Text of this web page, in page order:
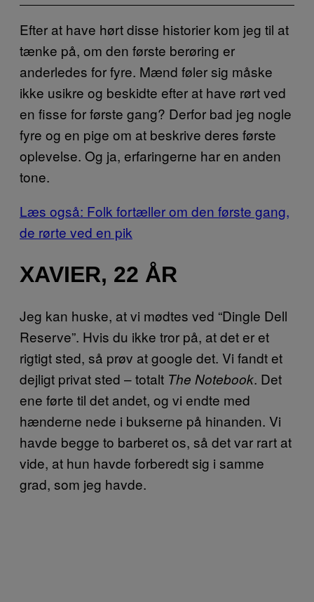
Efter at have hørt disse historier kom jeg til at
tænke på, om den første berøring er
anderledes for fyre. Mænd føler sig måske
ikke usikre og beskidte efter at have rørt ved
en fisse for første gang? Derfor bad jeg nogle
fyre og en pige om at beskrive deres første
oplevelse. Og ja, erfaringerne har en anden
tone.
Læs også: Folk fortæller om den første gang,
de rørte ved en pik
XAVIER, 22 ÅR
Jeg kan huske, at vi mødtes ved “Dingle Dell
Reserve”. Hvis du ikke tror på, at det er et
rigtigt sted, så prøv at google det. Vi fandt et
dejligt privat sted – totalt The Notebook. Det
ene førte til det andet, og vi endte med
hænderne nede i bukserne på hinanden. Vi
havde begge to barberet os, så det var rart at
vide, at hun havde forberedt sig i samme
grad, som jeg havde.